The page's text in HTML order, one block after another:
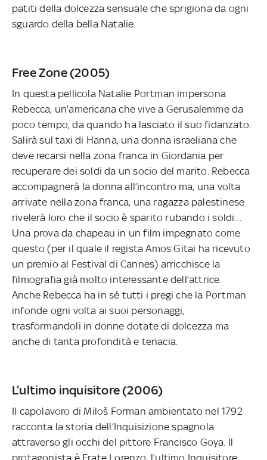
patiti della dolcezza sensuale che sprigiona da ogni
sguardo della bella Natalie.
Free Zone (2005)
In questa pellicola Natalie Portman impersona
Rebecca, un’americana che vive a Gerusalemme da
poco tempo, da quando ha lasciato il suo fidanzato.
Salirà sul taxi di Hanna, una donna israeliana che
deve recarsi nella zona franca in Giordania per
recuperare dei soldi da un socio del marito. Rebecca
accompagnerà la donna all’incontro ma, una volta
arrivate nella zona franca, una ragazza palestinese
rivelerà loro che il socio è sparito rubando i soldi…
Una prova da chapeau in un film impegnato come
questo (per il quale il regista Amos Gitai ha ricevuto
un premio al Festival di Cannes) arricchisce la
filmografia già molto interessante dell’attrice.
Anche Rebecca ha in sé tutti i pregi che la Portman
infonde ogni volta ai suoi personaggi,
trasformandoli in donne dotate di dolcezza ma
anche di tanta profondità e tenacia.
L’ultimo inquisitore (2006)
Il capolavoro di Miloš Forman ambientato nel 1792
racconta la storia dell’Inquisizione spagnola
attraverso gli occhi del pittore Francisco Goya. Il